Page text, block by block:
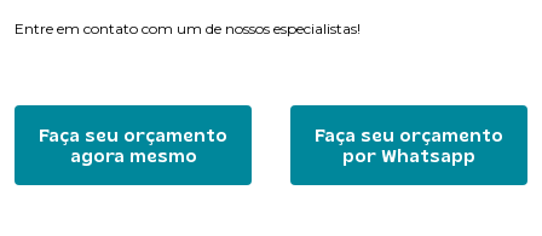
Entre em contato com um de nossos especialistas!
Faça seu orçamento
agora mesmo
Faça seu orçamento
por Whatsapp